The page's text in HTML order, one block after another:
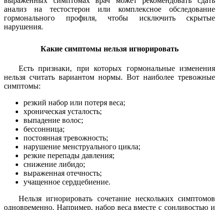
анализ на тестостерон или комплексное обследование
гормонального профиля, чтобы исключить скрытые
нарушения.
Какие симптомы нельзя игнорировать
Есть признаки, при которых гормональные изменения
нельзя считать вариантом нормы. Вот наиболее тревожные
симптомы:
резкий набор или потеря веса;
хроническая усталость;
выпадение волос;
бессонница;
постоянная тревожность;
нарушение менструального цикла;
резкие перепады давления;
снижение либидо;
выраженная отечность;
учащенное сердцебиение.
Нельзя игнорировать сочетание нескольких симптомов
одновременно. Например, набор веса вместе с сонливостью и